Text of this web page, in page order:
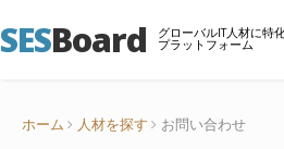
SESBoard グローバルIT人材に特
プラットフォーム
ホーム 人材を探す お問い合わせ